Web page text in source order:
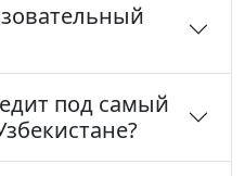
под самый